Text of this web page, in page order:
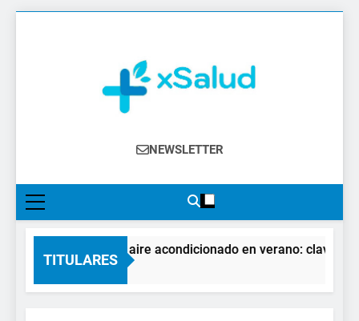
XSalud
Noticias Del Sector Salud. Congresos Y
Farmacéutica, Atención Primaria,
Especialistas, Farmacia, Etc…
NEWSLETTER
TITULARES
El impacto del aire acondicionado en verano: claves
21 Horas Atrás